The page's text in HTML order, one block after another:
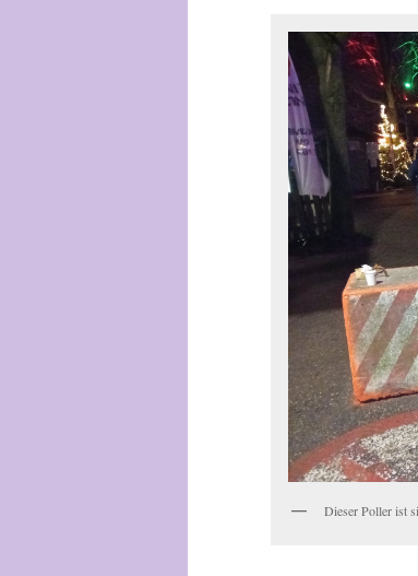
Dieser Poller ist